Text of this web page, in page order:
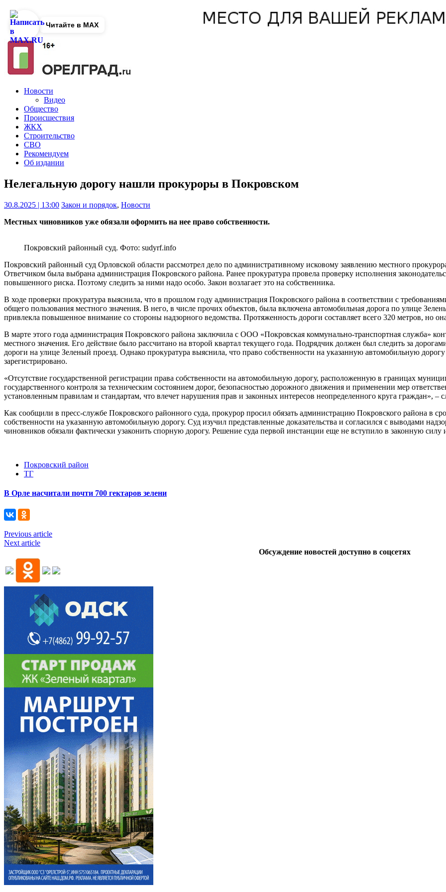
Новости
Видео
Общество
Происшествия
ЖКХ
Строительство
СВО
Рекомендуем
Об издании
Нелегальную дорогу нашли прокуроры в Покровском
30.8.2025 | 13:00 Закон и порядок, Новости
Местных чиновников уже обязали оформить на нее право собственности.
Покровский районный суд. Фото: sudyrf.info
Покровский районный суд Орловской области рассмотрел дело по административному исковому заявлению местного
Ответчиком была выбрана администрация Покровского района. Ранее прокуратура провела проверку исполнения
повышенного риска. Поэтому следить за ними надо особо. Закон возлагает это на собственника.
В ходе проверки прокуратура выяснила, что в прошлом году администрация Покровского района в соответствии с
общего пользования местного значения. В него, в числе прочих объектов, была включена автомобильная дорога по улице
привлекла повышенное внимание со стороны надзорного ведомства. Протяженность дороги составляет всего 320 метров, но
В марте этого года администрация Покровского района заключила с ООО «Покровская коммунально-транспортная служба»
местного значения. Его действие было рассчитано на второй квартал текущего года. Подрядчик должен был следить за
дороги на улице Зеленый проезд. Однако прокуратура выяснила, что право собственности на указанную автомобильную
зарегистрировано.
«Отсутствие государственной регистрации права собственности на автомобильную дорогу, расположенную в границах
государственного контроля за техническим состоянием дорог, безопасностью дорожного движения и применении мер
установленным правилам и стандартам, что влечет нарушения прав и законных интересов неопределенного круга граждан», –
Как сообщили в пресс-службе Покровского районного суда, прокурор просил обязать администрацию Покровского района в
собственности на указанную автомобильную дорогу. Суд изучил представленные доказательства и согласился с выводами
чиновников обязали фактически узаконить спорную дорогу. Решение суда первой инстанции еще не вступило в законную
Покровский район
ТГ
В Орле насчитали почти 700 гектаров зелени
Previous article
Next article
Обсуждение новостей доступно в соцсетях
Читайте в MAX